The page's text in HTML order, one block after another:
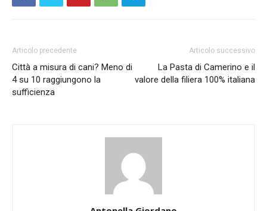
Articolo precedente
Città a misura di cani? Meno di
4 su 10 raggiungono la
sufficienza
Articolo successivo
La Pasta di Camerino e il
valore della filiera 100% italiana